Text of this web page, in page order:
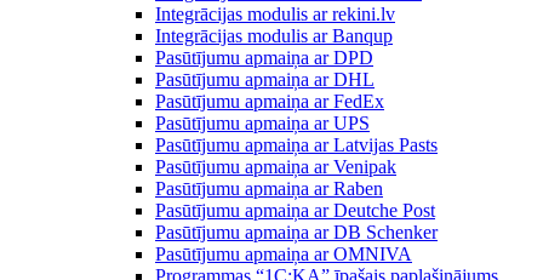
Integrācijas modulis ar rekini.lv
Integrācijas modulis ar Banqup
Pasūtījumu apmaiņa ar DPD
Pasūtījumu apmaiņa ar DHL
Pasūtījumu apmaiņa ar FedEx
Pasūtījumu apmaiņa ar UPS
Pasūtījumu apmaiņa ar Latvijas Pasts
Pasūtījumu apmaiņa ar Venipak
Pasūtījumu apmaiņa ar Raben
Pasūtījumu apmaiņa ar Deutche Post
Pasūtījumu apmaiņa ar DB Schenker
Pasūtījumu apmaiņa ar OMNIVA
Programmas “1C:KA” īpašais paplašinājums